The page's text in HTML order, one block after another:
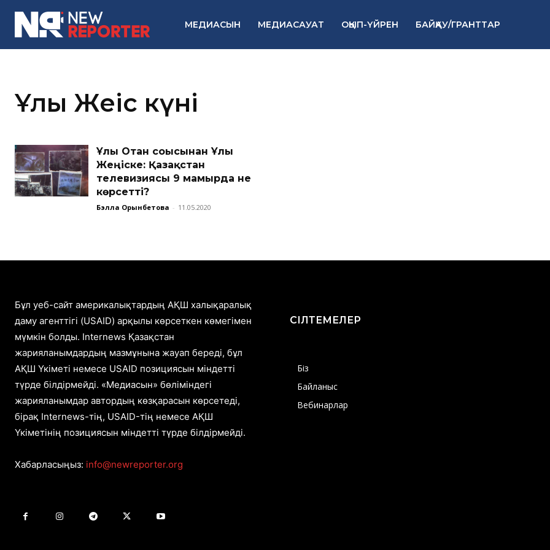
МЕДИАСЫН МЕДИАСАУАТ ОҚЫП-ҮЙРЕН БАЙҚАУ/ГРАНТТАР
Ұлы Жеңіс күні
Ұлы Отан соғысынан Ұлы
Жеңіске: Қазақстан
телевизиясы 9 мамырда не
көрсетті?
Бэлла Орынбетова - 11.05.2020
Бұл уеб-сайт америкалықтардың АҚШ халықаралық
даму агенттігі (USAID) арқылы көрсеткен көмегімен
мүмкін болды. Internews Қазақстан
жарияланымдардың мазмұнына жауап береді, бұл
АҚШ Үкіметі немесе USAID позициясын міндетті
түрде білдірмейді. «Медиасын» бөліміндегі
жарияланымдар автордың көзқарасын көрсетеді,
бірақ Internews-тің, USAID-тің немесе АҚШ
Үкіметінің позициясын міндетті түрде білдірмейді.
Хабарласыңыз: info@newreporter.org
СІЛТЕМЕЛЕР
Біз
Байланыс
Вебинарлар